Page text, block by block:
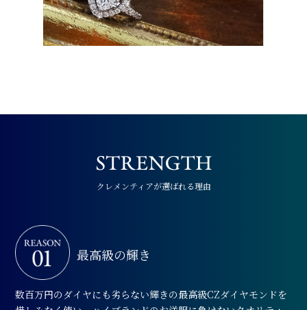
クレメンティアが選ばれる理由
最高級の輝き
数百万円のダイヤにも劣らない輝きの最高級CZダイヤモンドを